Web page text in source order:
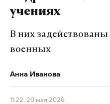
учениях
В них
военных
Анна Иванова
11:22, 20 мая 2026